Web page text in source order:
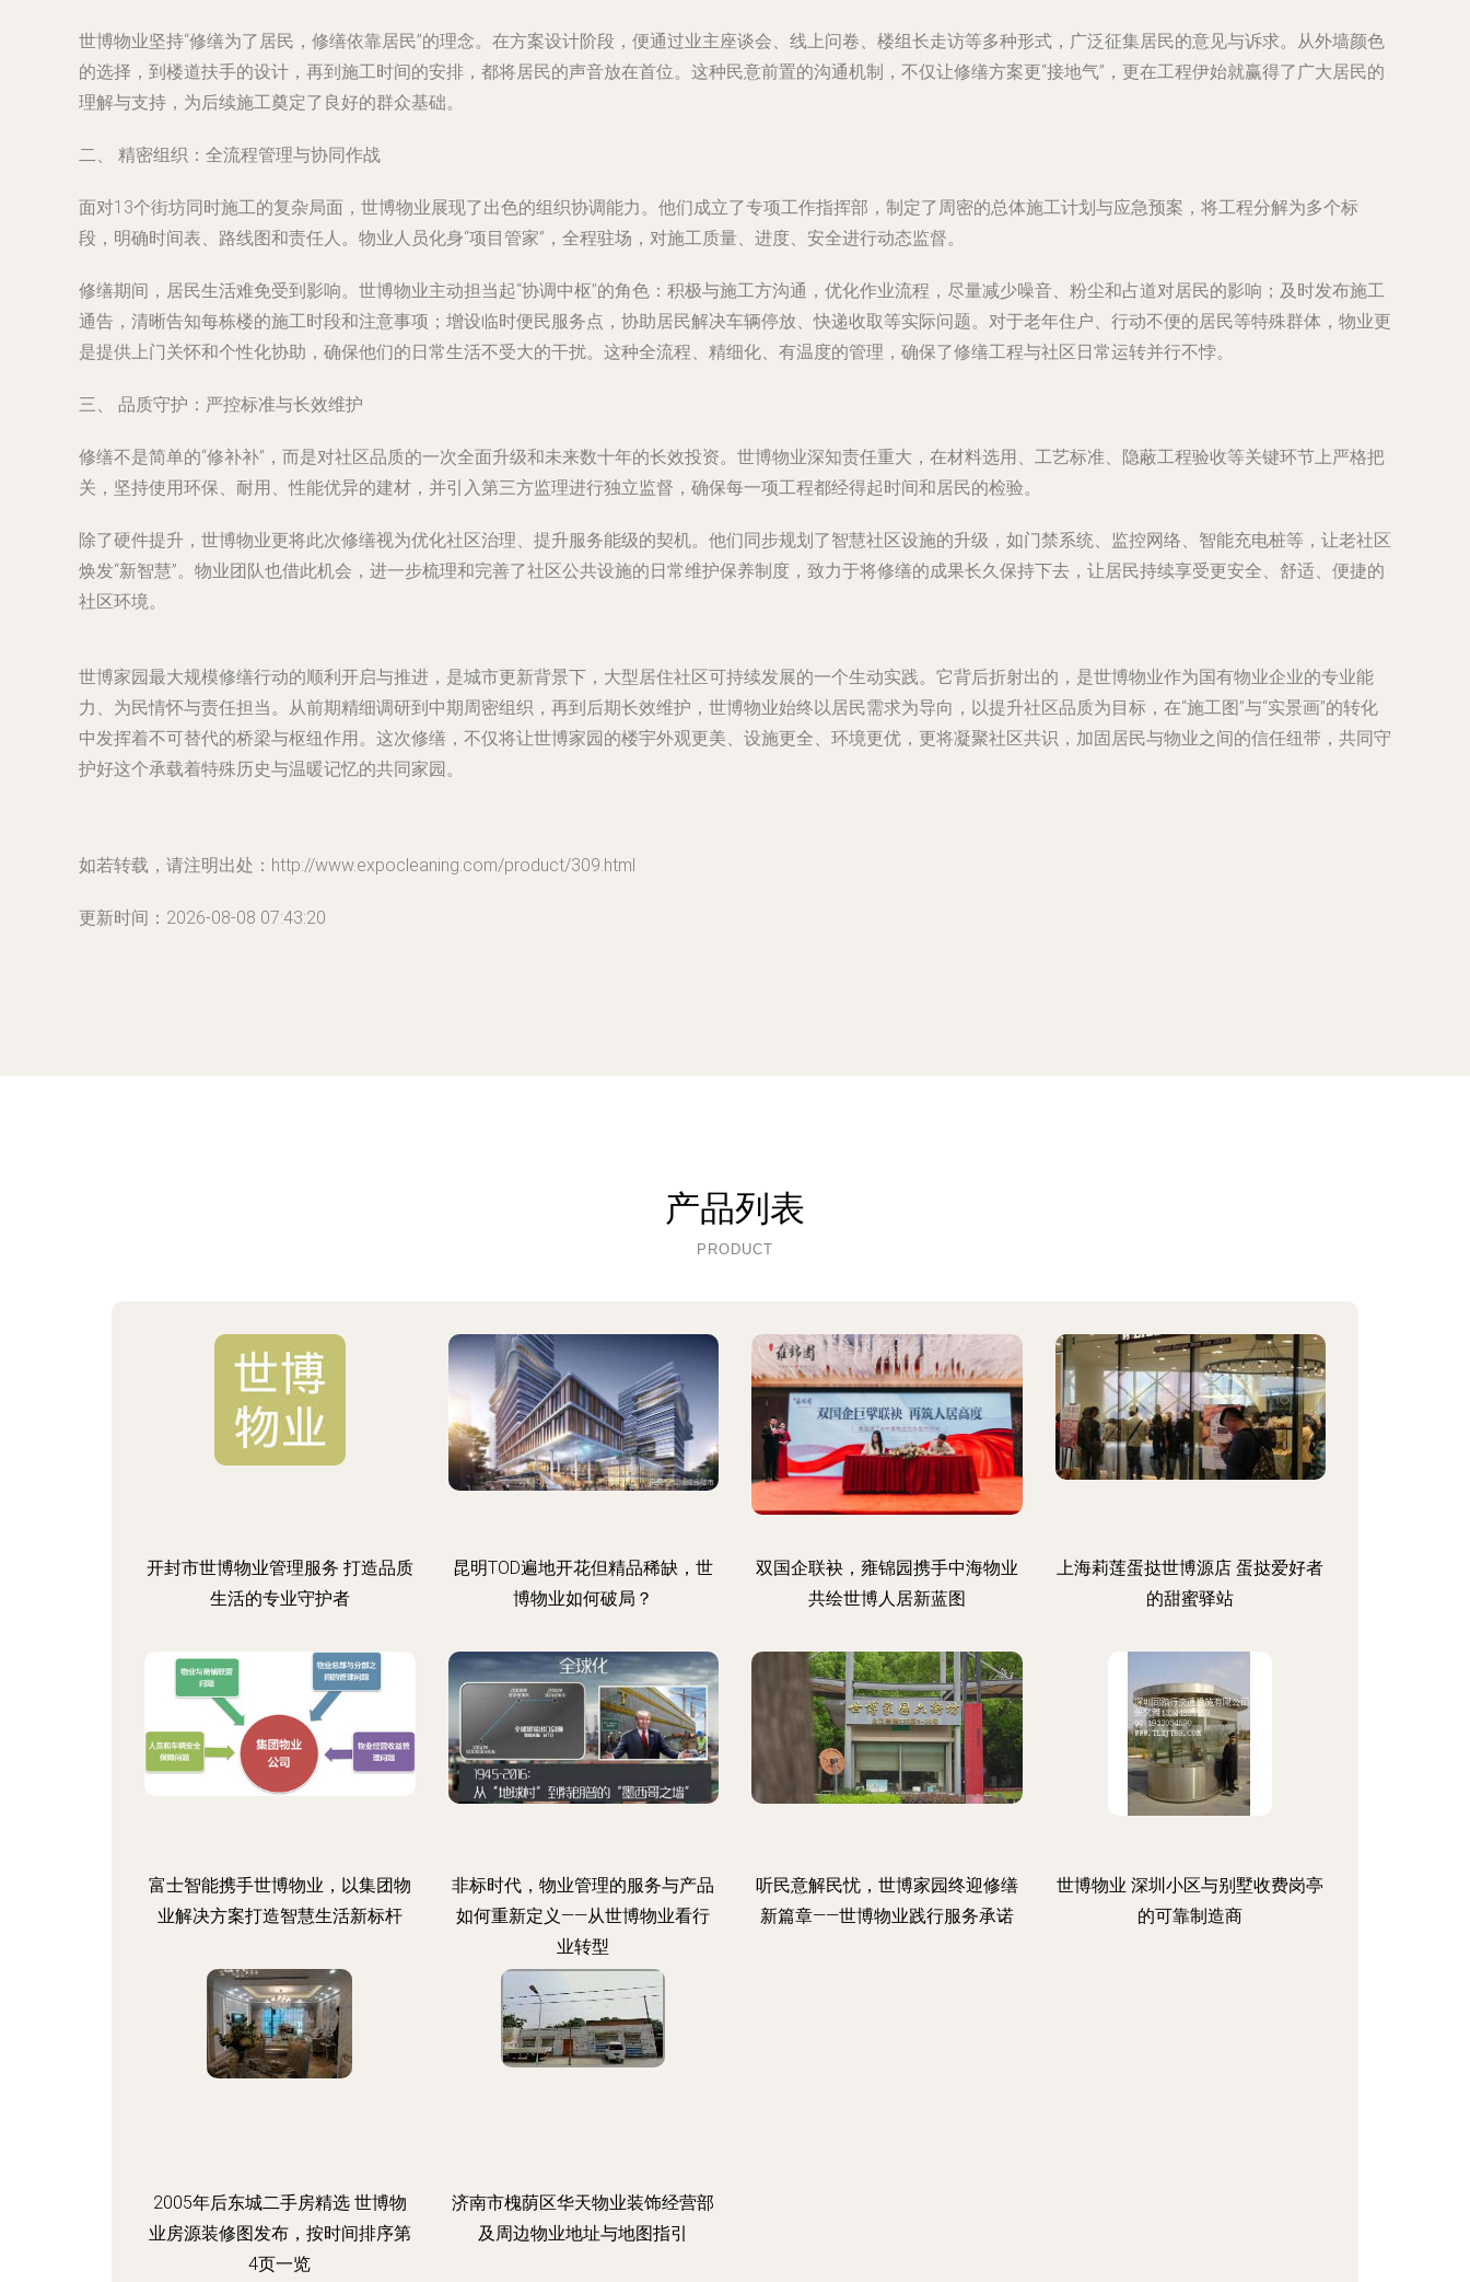
世博物业坚持“修缮为了居民，修缮依靠居民”的理念。在方案设计阶段，便通过业主座谈会、线上问卷、楼组长走访等多种形式，广泛征集居民的意见与诉求。从外墙颜色
的选择，到楼道扶手的设计，再到施工时间的安排，都将居民的声音放在首位。这种民意前置的沟通机制，不仅让修缮方案更“接地气”，更在工程伊始就赢得了广大居民的
理解与支持，为后续施工奠定了良好的群众基础。
二、 精密组织：全流程管理与协同作战
面对13个街坊同时施工的复杂局面，世博物业展现了出色的组织协调能力。他们成立了专项工作指挥部，制定了周密的总体施工计划与应急预案，将工程分解为多个标
段，明确时间表、路线图和责任人。物业人员化身“项目管家”，全程驻场，对施工质量、进度、安全进行动态监督。
修缮期间，居民生活难免受到影响。世博物业主动担当起“协调中枢”的角色：积极与施工方沟通，优化作业流程，尽量减少噪音、粉尘和占道对居民的影响；及时发布施工
通告，清晰告知每栋楼的施工时段和注意事项；增设临时便民服务点，协助居民解决车辆停放、快递收取等实际问题。对于老年住户、行动不便的居民等特殊群体，物业更
是提供上门关怀和个性化协助，确保他们的日常生活不受大的干扰。这种全流程、精细化、有温度的管理，确保了修缮工程与社区日常运转并行不悖。
三、 品质守护：严控标准与长效维护
修缮不是简单的“修补补”，而是对社区品质的一次全面升级和未来数十年的长效投资。世博物业深知责任重大，在材料选用、工艺标准、隐蔽工程验收等关键环节上严格把
关，坚持使用环保、耐用、性能优异的建材，并引入第三方监理进行独立监督，确保每一项工程都经得起时间和居民的检验。
除了硬件提升，世博物业更将此次修缮视为优化社区治理、提升服务能级的契机。他们同步规划了智慧社区设施的升级，如门禁系统、监控网络、智能充电桩等，让老社区
焕发“新智慧”。物业团队也借此机会，进一步梳理和完善了社区公共设施的日常维护保养制度，致力于将修缮的成果长久保持下去，让居民持续享受更安全、舒适、便捷的
社区环境。
世博家园最大规模修缮行动的顺利开启与推进，是城市更新背景下，大型居住社区可持续发展的一个生动实践。它背后折射出的，是世博物业作为国有物业企业的专业能
力、为民情怀与责任担当。从前期精细调研到中期周密组织，再到后期长效维护，世博物业始终以居民需求为导向，以提升社区品质为目标，在“施工图”与“实景画”的转化
中发挥着不可替代的桥梁与枢纽作用。这次修缮，不仅将让世博家园的楼宇外观更美、设施更全、环境更优，更将凝聚社区共识，加固居民与物业之间的信任纽带，共同守
护好这个承载着特殊历史与温暖记忆的共同家园。
如若转载，请注明出处：http://www.expocleaning.com/product/309.html
更新时间：2026-08-08 07:43:20
产品列表
PRODUCT
开封市世博物业管理服务 打造品质
生活的专业守护者
昆明TOD遍地开花但精品稀缺，世
博物业如何破局？
双国企联袂，雍锦园携手中海物业
共绘世博人居新蓝图
上海莉莲蛋挞世博源店 蛋挞爱好者
的甜蜜驿站
富士智能携手世博物业，以集团物
业解决方案打造智慧生活新标杆
非标时代，物业管理的服务与产品
如何重新定义——从世博物业看行
业转型
听民意解民忧，世博家园终迎修缮
新篇章——世博物业践行服务承诺
世博物业 深圳小区与别墅收费岗亭
的可靠制造商
2005年后东城二手房精选 世博物
业房源装修图发布，按时间排序第
4页一览
济南市槐荫区华天物业装饰经营部
及周边物业地址与地图指引